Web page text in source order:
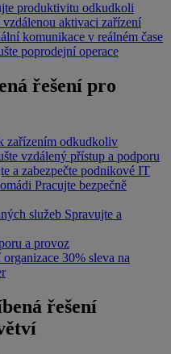
produktivitu odkudkoli
vzdálenou aktivaci zařízení
komunikace v reálném čase
poprodejní operace
řešení pro
zařízením odkudkoliv
vzdálený přístup a podporu
a zabezpečte podnikové IT
Pracujte bezpečně
služeb Spravujte a
a provoz
30% sleva na
řešení